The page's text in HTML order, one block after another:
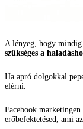
A lényeg, hogy mindig
szükséges a
Ha apró dolgokkal
elérni.
Facebook
erőbefektetésed, ami